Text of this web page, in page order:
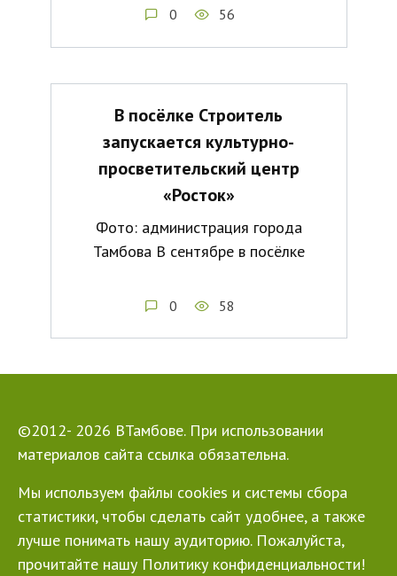
0 56
В посёлке Строитель
запускается культурно-
просветительский центр
«Росток»
Фото: администрация города
Тамбова В сентябре в посёлке
0 58
©2012- 2026 ВТамбове. При использовании
материалов сайта ссылка обязательна.
Мы используем файлы cookies и системы сбора
статистики, чтобы сделать сайт удобнее, а также
лучше понимать нашу аудиторию. Пожалуйста,
прочитайте нашу Политику конфиденциальности!